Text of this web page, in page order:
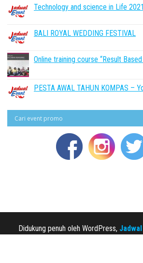
Technology and science in Life 2021
BALI ROYAL WEDDING FESTIVAL
Online training course “Result
PESTA AWAL TAHUN KOMPAS –
Didukung penuh oleh WordPress,